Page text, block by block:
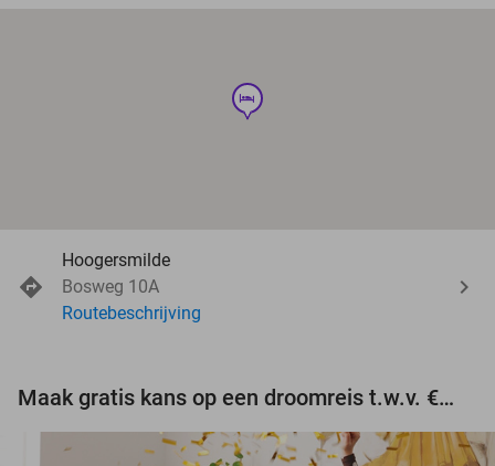
hotel
Hoogersmilde
Bosweg 10A
Routebeschrijving
Maak gratis kans op een droomreis t.w.v. €3.000!